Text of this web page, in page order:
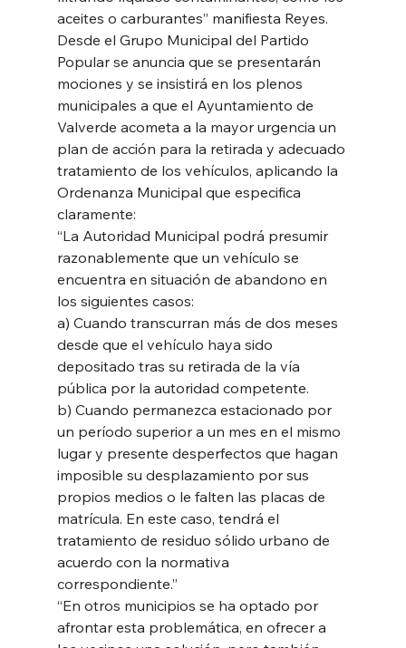
aceites o carburantes” manifiesta Reyes.
Desde el Grupo Municipal del Partido
Popular se anuncia que se presentarán
mociones y se insistirá en los plenos
municipales a que el Ayuntamiento de
Valverde acometa a la mayor urgencia un
plan de acción para la retirada y adecuado
tratamiento de los vehículos, aplicando la
Ordenanza Municipal que especifica
claramente:
“La Autoridad Municipal podrá presumir
razonablemente que un vehículo se
encuentra en situación de abandono en
los siguientes casos:
a) Cuando transcurran más de dos meses
desde que el vehículo haya sido
depositado tras su retirada de la vía
pública por la autoridad competente.
b) Cuando permanezca estacionado por
un período superior a un mes en el mismo
lugar y presente desperfectos que hagan
imposible su desplazamiento por sus
propios medios o le falten las placas de
matrícula. En este caso, tendrá el
tratamiento de residuo sólido urbano de
acuerdo con la normativa
correspondiente.”
“En otros municipios se ha optado por
afrontar esta problemática, en ofrecer a